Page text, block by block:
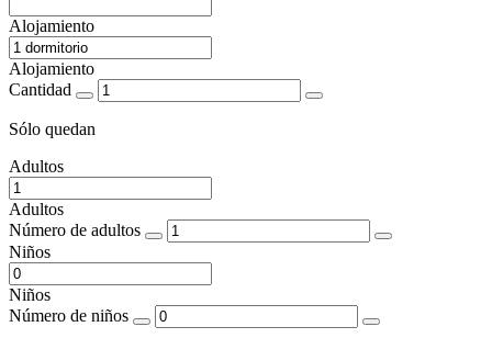
Alojamiento
Alojamiento
Cantidad
Sólo quedan
Adultos
Adultos
Número de adultos
Niños
Niños
Número de niños